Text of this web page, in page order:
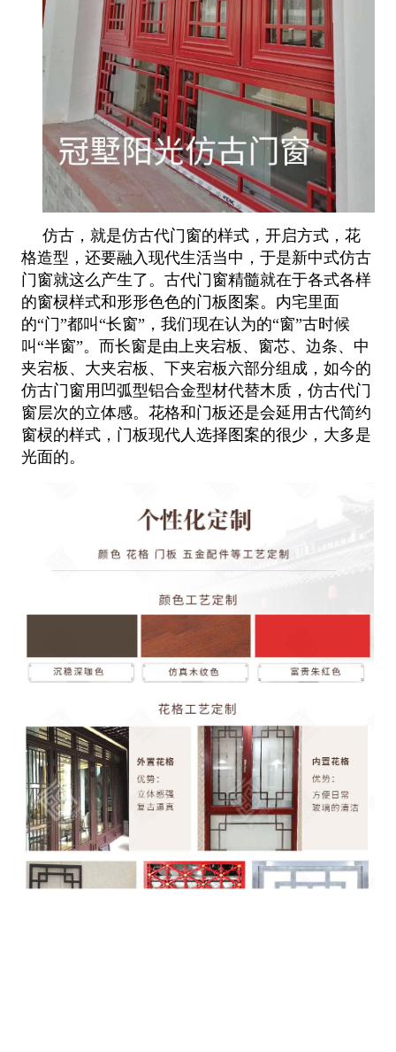
仿古，就是仿古代门窗的样式，开启方式，花
格造型，还要融入现代生活当中，于是新中式仿古
门窗就这么产生了。古代门窗精髓就在于各式各样
的窗棂样式和形形色色的门板图案。内宅里面
的“门”都叫“长窗”，我们现在认为的“窗”古时候
叫“半窗”。而长窗是由上夹宕板、窗芯、边条、中
夹宕板、大夹宕板、下夹宕板六部分组成，如今的
仿古门窗用凹弧型铝合金型材代替木质，仿古代门
窗层次的立体感。花格和门板还是会延用古代简约
窗棂的样式，门板现代人选择图案的很少， 大多是
光面的。